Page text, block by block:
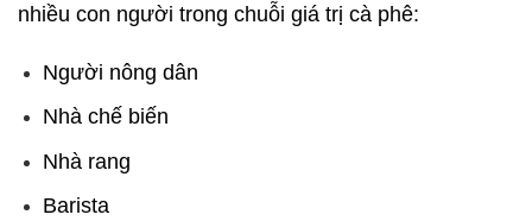
nhiều con người trong chuỗi giá trị cà phê:
Người nông dân
Nhà chế biến
Nhà rang
Barista